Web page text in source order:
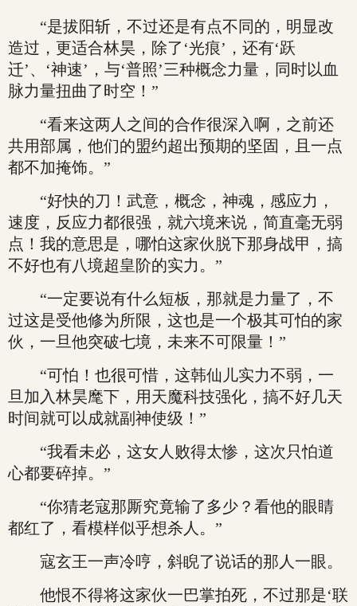
“是拔阳斩，不过还是有点不同的，明显改
造过，更适合林昊，除了‘光痕’，还有‘跃
迁’、‘神速’，与‘普照’三种概念力量，同时以血
脉力量扭曲了时空！”
“看来这两人之间的合作很深入啊，之前还
共用部属，他们的盟约超出预期的坚固，且一点
都不加掩饰。”
“好快的刀！武意，概念，神魂，感应力，
速度，反应力都很强，就六境来说，简直毫无弱
点！我的意思是，哪怕这家伙脱下那身战甲，搞
不好也有八境超皇阶的实力。”
“一定要说有什么短板，那就是力量了，不
过这是受他修为所限，这也是一个极其可怕的家
伙，一旦他突破七境，未来不可限量！”
“可怕！也很可惜，这韩仙儿实力不弱，一
旦加入林昊麾下，用天魔科技强化，搞不好几天
时间就可以成就副神使级！”
“我看未必，这女人败得太惨，这次只怕道
心都要碎掉。”
“你猜老寇那厮究竟输了多少？看他的眼睛
都红了，看模样似乎想杀人。”
寇玄王一声冷哼，斜睨了说话的那人一眼。
他恨不得将这家伙一巴掌拍死，不过那是‘联